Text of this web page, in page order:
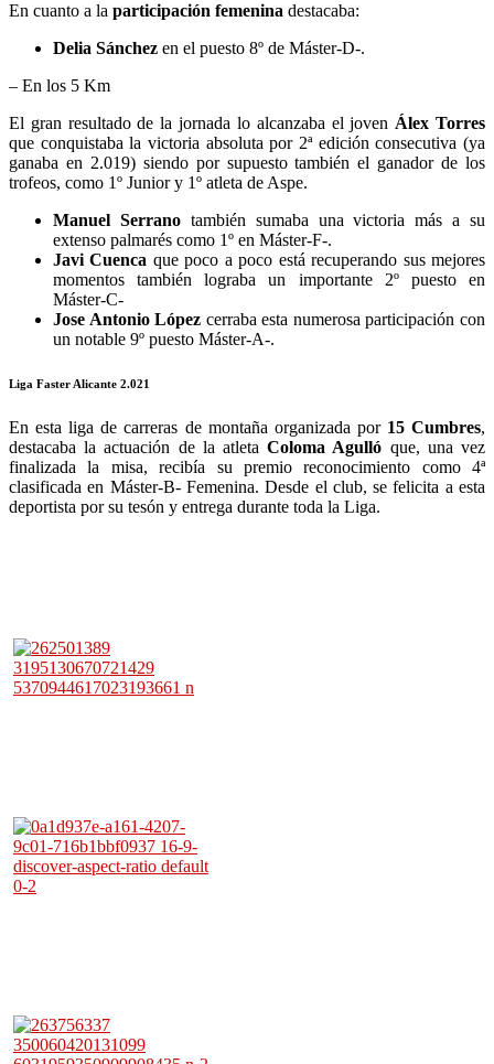
En cuanto a la participación femenina destacaba:
Delia Sánchez en el puesto 8º de Máster-D-.
– En los 5 Km
El gran resultado de la jornada lo alcanzaba el joven Álex Torres
que conquistaba la victoria absoluta por 2ª edición consecutiva (ya
ganaba en 2.019) siendo por supuesto también el ganador de los
trofeos, como 1º Junior y 1º atleta de Aspe.
Manuel Serranotambién sumaba una victoria más a su
extenso palmarés como 1º en Máster-F-.
Javi Cuenca que poco a poco está recuperando sus mejores
momentos también lograba un importante 2º puesto en
Máster-C-
Jose Antonio López cerraba esta numerosa participación con
un notable 9º puesto Máster-A-.
Liga Faster Alicante 2.021
En esta liga de carreras de montaña organizada por 15 Cumbres,
destacaba la actuación de la atletaColoma Agulló que, una vez
finalizada la misa, recibía su premio reconocimiento como 4ª
clasificada en Máster-B- Femenina. Desde el club, se felicita a esta
deportista por su tesón y entrega durante toda la Liga.